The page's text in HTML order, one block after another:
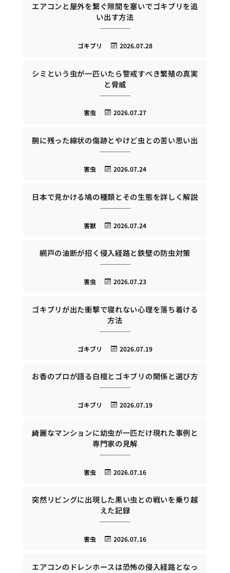
エアコンと屋外を繋ぐ隙間を塞いでゴキブリを追
い出す方法
2026.07.28
ゴキブリ
シミという虫が一匹いたら警戒すべき繁殖の真実
と脅威
2026.07.27
害虫
腕に残った線状の傷跡とやけど虫との苦い思い出
2026.07.24
害虫
日本で見かける鳩の種類とその生態を詳しく解説
2026.07.24
害獣
網戸の油断が招く侵入経路と鉄壁の防虫対策
2026.07.23
害虫
ゴキブリが出た衝撃で寝れない心理を落ち着ける
方法
2026.07.19
ゴキブリ
お香のプロが語る白檀とゴキブリの関係と選び方
2026.07.19
ゴキブリ
綺麗なマンションに幼虫が一匹だけ現れた事例と
専門家の見解
2026.07.16
害虫
突然リビングに出現した黒い虫との戦いを乗り越
えた記録
2026.07.16
害虫
エアコンのドレンホースは恐怖の侵入経路となっ